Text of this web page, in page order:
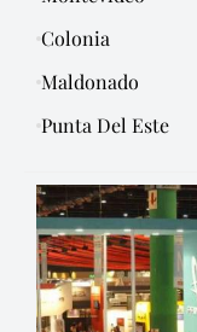
Colonia
Maldonado
Punta Del Este